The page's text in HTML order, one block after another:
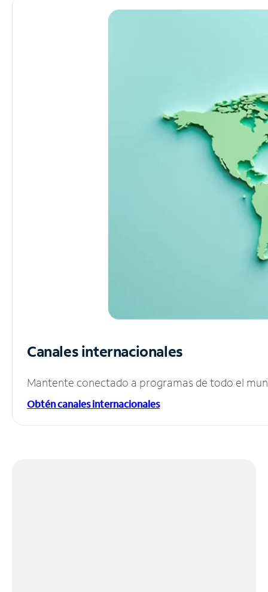
Canales internacionales
Mantente conectado a programas de todo el
Obtén canales internacionales